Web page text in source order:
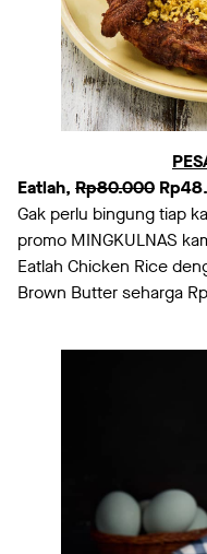
Eatlah, Rp80.000
Gak perlu bingung tiap
promo MINGKULNAS
Eatlah Chicken Rice
Brown Butter seharga